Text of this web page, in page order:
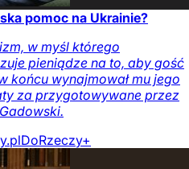
pomoc na Ukrainie?
w myśl którego
pieniądze na to, aby gość
końcu wynajmował mu jego
za przygotowywane przez
DoRzeczy+